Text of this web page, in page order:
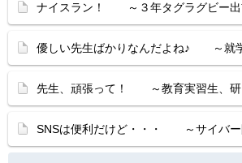
ナイスラン！ ～３年タグラグビー出
優しい先生ばかりなんだよね♪ ～就
先生、頑張って！ ～教育実習生、研
SNSは便利だけど・・・ ～サイバー